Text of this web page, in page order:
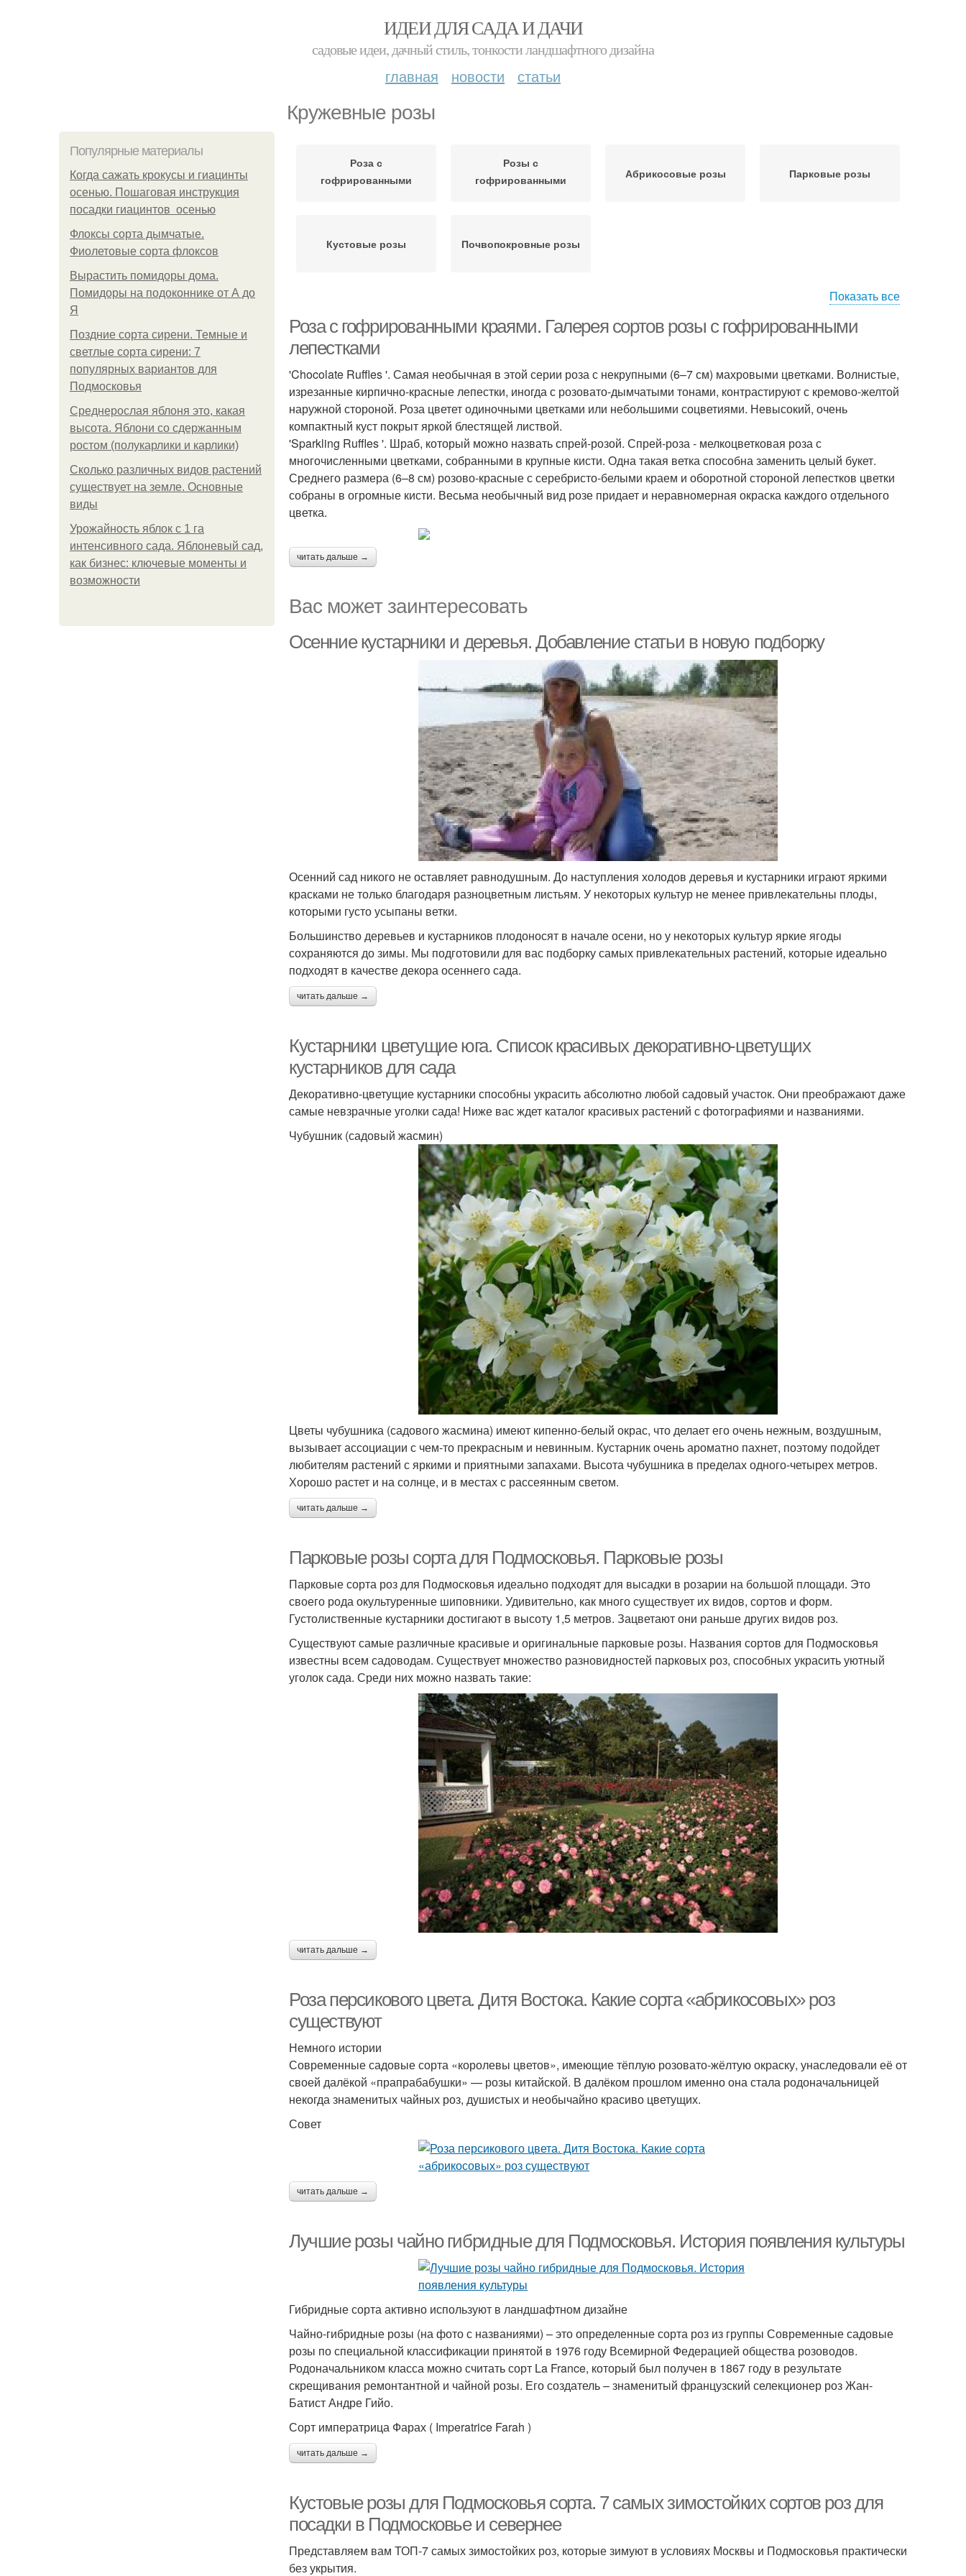
ИДЕИ ДЛЯ САДА И ДАЧИ
садовые идеи, дачный стиль, тонкости ландшафтного дизайна
главная новости статьи
Кружевные розы
Популярные материалы
Когда сажать крокусы и гиацинты
осенью. Пошаговая инструкция
посадки гиацинтов осенью
Флоксы сорта дымчатые.
Фиолетовые сорта флоксов
Вырастить помидоры дома.
Помидоры на подоконнике от А до
Я
Поздние сорта сирени. Темные и
светлые сорта сирени: 7
популярных вариантов для
Подмосковья
Среднерослая яблоня это, какая
высота. Яблони со сдержанным
ростом (полукарлики и карлики)
Сколько различных видов растений
существует на земле. Основные
виды
Урожайность яблок с 1 га
интенсивного сада. Яблоневый сад,
как бизнес: ключевые моменты и
возможности
Роза с
гофрированными
Розы с
гофрированными
Абрикосовые розы Парковые розы
Кустовые розы Почвопокровные розы
Показать все
Роза с гофрированными краями. Галерея сортов розы с гофрированными
лепестками
'Chocolate Ruffles '. Самая необычная в этой серии роза с некрупными (6–7 см) махровыми цветками. Волнистые,
изрезанные кирпично-красные лепестки, иногда с розовато-дымчатыми тонами, контрастируют с кремово-желтой
наружной стороной. Роза цветет одиночными цветками или небольшими соцветиями. Невысокий, очень
компактный куст покрыт яркой блестящей листвой.
'Sparkling Ruffles '. Шраб, который можно назвать спрей-розой. Спрей-роза - мелкоцветковая роза с
многочисленными цветками, собранными в крупные кисти. Одна такая ветка способна заменить целый букет.
Среднего размера (6–8 см) розово-красные с серебристо-белыми краем и оборотной стороной лепестков цветки
собраны в огромные кисти. Весьма необычный вид розе придает и неравномерная окраска каждого отдельного
цветка.
читать дальше →
Вас может заинтересовать
Осенние кустарники и деревья. Добавление статьи в новую подборку
Осенний сад никого не оставляет равнодушным. До наступления холодов деревья и кустарники играют яркими
красками не только благодаря разноцветным листьям. У некоторых культур не менее привлекательны плоды,
которыми густо усыпаны ветки.
Большинство деревьев и кустарников плодоносят в начале осени, но у некоторых культур яркие ягоды
сохраняются до зимы. Мы подготовили для вас подборку самых привлекательных растений, которые идеально
подходят в качестве декора осеннего сада.
читать дальше →
Кустарники цветущие юга. Список красивых декоративно-цветущих
кустарников для сада
Декоративно-цветущие кустарники способны украсить абсолютно любой садовый участок. Они преображают даже
самые невзрачные уголки сада! Ниже вас ждет каталог красивых растений с фотографиями и названиями.
Чубушник (садовый жасмин)
Цветы чубушника (садового жасмина) имеют кипенно-белый окрас, что делает его очень нежным, воздушным,
вызывает ассоциации с чем-то прекрасным и невинным. Кустарник очень ароматно пахнет, поэтому подойдет
любителям растений с яркими и приятными запахами. Высота чубушника в пределах одного-четырех метров.
Хорошо растет и на солнце, и в местах с рассеянным светом.
читать дальше →
Парковые розы сорта для Подмосковья. Парковые розы
Парковые сорта роз для Подмосковья идеально подходят для высадки в розарии на большой площади. Это
своего рода окультуренные шиповники. Удивительно, как много существует их видов, сортов и форм.
Густолиственные кустарники достигают в высоту 1,5 метров. Зацветают они раньше других видов роз.
Существуют самые различные красивые и оригинальные парковые розы. Названия сортов для Подмосковья
известны всем садоводам. Существует множество разновидностей парковых роз, способных украсить уютный
уголок сада. Среди них можно назвать такие:
читать дальше →
Роза персикового цвета. Дитя Востока. Какие сорта «абрикосовых» роз
существуют
Немного истории
Современные садовые сорта «королевы цветов», имеющие тёплую розовато-жёлтую окраску, унаследовали её от
своей далёкой «пра­прабабушки» — розы китайской. В далёком прошлом именно она стала родоначальницей
некогда знаменитых чайных роз, душистых и необычайно красиво цветущих.
Совет
читать дальше →
Лучшие розы чайно гибридные для Подмосковья. История появления культуры
Гибридные сорта активно используют в ландшафтном дизайне
Чайно-гибридные розы (на фото с названиями) – это определенные сорта роз из группы Современные садовые
розы по специальной классификации принятой в 1976 году Всемирной Федерацией общества розоводов.
Родоначальником класса можно считать сорт La France, который был получен в 1867 году в результате
скрещивания ремонтантной и чайной розы. Его создатель – знаменитый французский селекционер роз Жан-
Батист Андре Гийо.
Сорт императрица Фарах ( Imperatrice Farah )
читать дальше →
Кустовые розы для Подмосковья сорта. 7 самых зимостойких сортов роз для
посадки в Подмосковье и севернее
Представляем вам ТОП-7 самых зимостойких роз, которые зимуют в условиях Москвы и Подмосковья практически
без укрытия.